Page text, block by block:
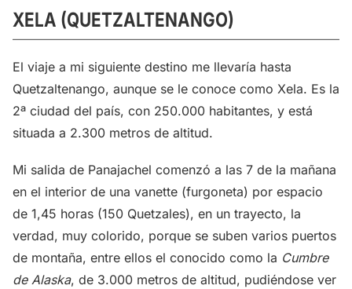
XELA (QUETZALTENANGO)
El viaje a mi siguiente destino me llevaría hasta
Quetzaltenango, aunque se le conoce como Xela. Es la
2ª ciudad del país, con 250.000 habitantes, y está
situada a 2.300 metros de altitud.
Mi salida de Panajachel comenzó a las 7 de la mañana
en el interior de una vanette (furgoneta) por espacio
de 1,45 horas (150 Quetzales), en un trayecto, la
verdad, muy colorido, porque se suben varios puertos
de montaña, entre ellos el conocido como la Cumbre
de Alaska, de 3.000 metros de altitud, pudiéndose ver